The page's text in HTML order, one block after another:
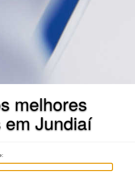
melhores
em Jundiaí